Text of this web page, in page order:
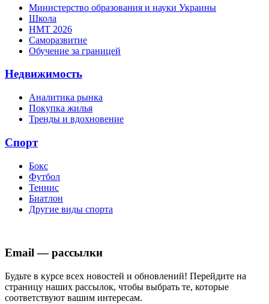
Министерство образования и науки Украины
Школа
НМТ 2026
Саморазвитие
Обучение за границей
Недвижимость
Аналитика рынка
Покупка жилья
Тренды и вдохновение
Спорт
Бокс
Футбол
Теннис
Биатлон
Другие виды спорта
Email — рассылки
Будьте в курсе всех новостей и обновлений! Перейдите на
страницу наших рассылок, чтобы выбрать те, которые
соответствуют вашим интересам.